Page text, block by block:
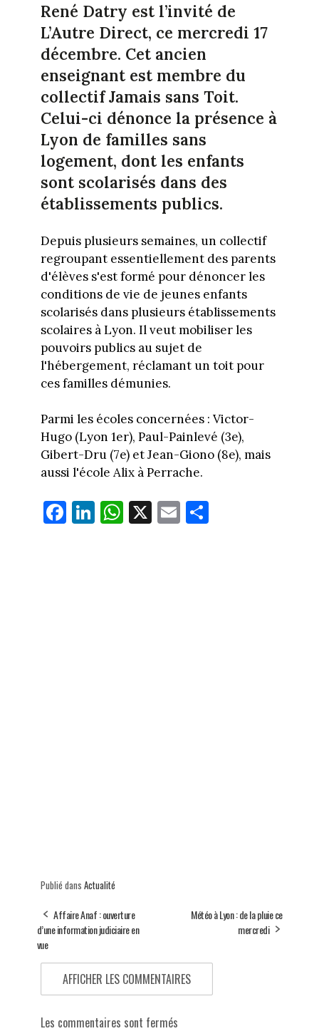
René Datry est l’invité de
L’Autre Direct, ce mercredi 17
décembre. Cet ancien
enseignant est membre du
collectif Jamais sans Toit.
Celui-ci dénonce la présence à
Lyon de familles sans
logement, dont les enfants
sont scolarisés dans des
établissements publics.
Depuis plusieurs semaines, un collectif
regroupant essentiellement des parents
d'élèves s'est formé pour dénoncer les
conditions de vie de jeunes enfants
scolarisés dans plusieurs établissements
scolaires à Lyon. Il veut mobiliser les
pouvoirs publics au sujet de
l'hébergement, réclamant un toit pour
ces familles démunies.
Parmi les écoles concernées : Victor-
Hugo (Lyon 1er), Paul-Painlevé (3e),
Gibert-Dru (7e) et Jean-Giono (8e), mais
aussi l'école Alix à Perrache.
Fa
ce
Li
nk
W
ha
X E
m
Pa
rt
Publié dans Actualité
Affaire Anaf : ouverture
d’une information judiciaire en
vue
Météo à Lyon : de la pluie ce
mercredi
AFFICHER LES COMMENTAIRES
Les commentaires sont fermés